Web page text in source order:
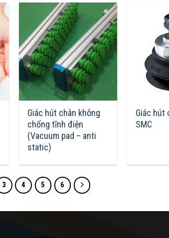
Giác hút chân không
chống tĩnh điện
(Vacuum pad – anti
static)
Giác hút
SMC
3 4 5 6